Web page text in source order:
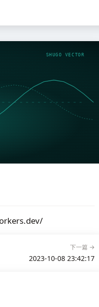
SHUGO VECTOR
下一篇 →
2023-10-08 23:42:17